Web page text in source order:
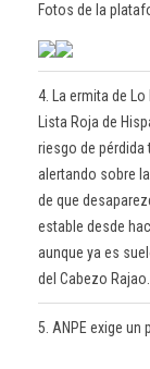
Fotos de la
4. La ermita de
Lista Roja de
riesgo de pérdida
alertando sobre
de que
estable desde
aunque ya es
del Cabezo Rajao.
5. ANPE exige